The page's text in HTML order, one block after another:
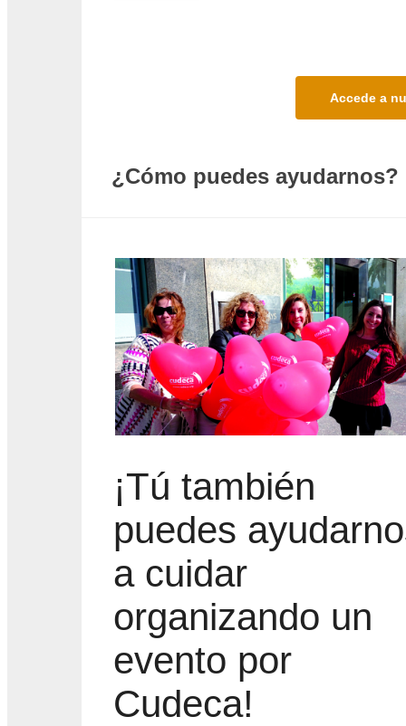
Accede a
¿Cómo puedes ayudarnos?
¡Tú también
puedes
a cuidar
organizando un
evento por
Cudeca!